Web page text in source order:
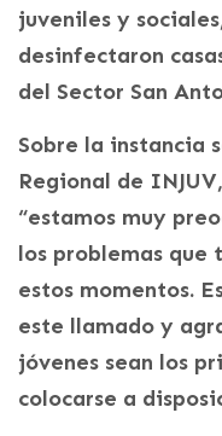
juveniles y
desinfectaron
del Sector San
Sobre la instancia
Regional de
“estamos muy
los problemas que
estos momentos.
este llamado y
jóvenes sean los
colocarse a